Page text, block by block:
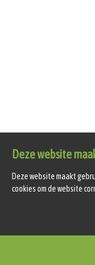
Deze website
Deze website maakt
cookies om de website